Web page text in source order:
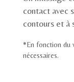
contact avec
contours et à
*En fonction du
nécessaires.